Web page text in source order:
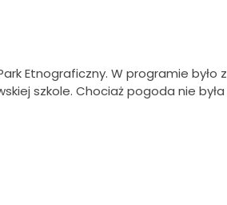
Etnograficzny. W programie było
szkole. Chociaż pogoda nie